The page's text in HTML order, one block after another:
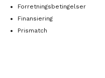
Forretningsbetingelser
Finansiering
Prismatch